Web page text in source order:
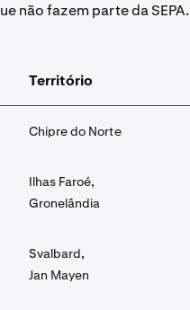
não fazem parte da SEPA.
Território
Chipre do Norte
Ilhas Faroé,
Gronelândia
Svalbard,
Jan Mayen